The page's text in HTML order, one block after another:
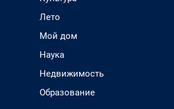
Лето
Мой дом
Наука
Недвижимость
Образование